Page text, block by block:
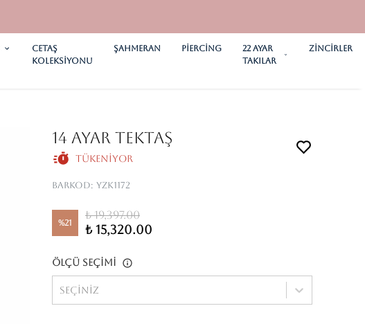
CETAŞ
KOLEKSİYONU
ŞAHMERAN PİERCİNG
22 AYAR
TAKILAR
ZİNCİRLER
14 Ayar Tektaş
Tükeniyor
Barkod: YZK1172
%21
₺ 19,397.00
₺ 15,320.00
Ölçü Seçimi
Seçiniz